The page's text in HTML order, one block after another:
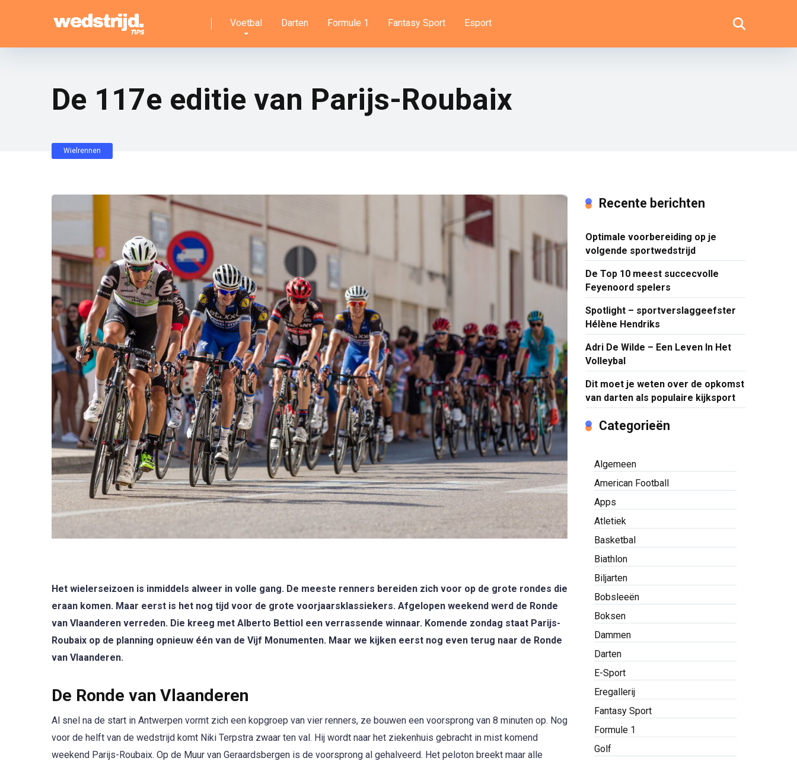
Voetbal Darten Formule 1 Fantasy Sport Esport
De 117e editie van Parijs-Roubaix
Wielrennen
Het wielerseizoen is inmiddels alweer in volle gang. De meeste renners bereiden zich voor op de grote rondes die
eraan komen. Maar eerst is het nog tijd voor de grote voorjaarsklassiekers. Afgelopen weekend werd de Ronde
van Vlaanderen verreden. Die kreeg met Alberto Bettiol een verrassende winnaar. Komende zondag staat Parijs-
Roubaix op de planning opnieuw één van de Vijf Monumenten. Maar we kijken eerst nog even terug naar de Ronde
van Vlaanderen.
De Ronde van Vlaanderen
Al snel na de start in Antwerpen vormt zich een kopgroep van vier renners, ze bouwen een voorsprong van 8 minuten op. Nog
voor de helft van de wedstrijd komt Niki Terpstra zwaar ten val. Hij wordt naar het ziekenhuis gebracht in mist komend
weekend Parijs-Roubaix. Op de Muur van Geraardsbergen is de voorsprong al gehalveerd. Het peloton breekt maar alle
Recente berichten
Optimale voorbereiding op je
volgende sportwedstrijd
De Top 10 meest succecvolle
Feyenoord spelers
Spotlight – sportverslaggeefster
Hélène Hendriks
Adri De Wilde – Een Leven In Het
Volleybal
Dit moet je weten over de opkomst
van darten als populaire kijksport
Categorieën
Algemeen
American Football
Apps
Atletiek
Basketbal
Biathlon
Biljarten
Bobsleeën
Boksen
Dammen
Darten
E-Sport
Eregallerij
Fantasy Sport
Formule 1
Golf